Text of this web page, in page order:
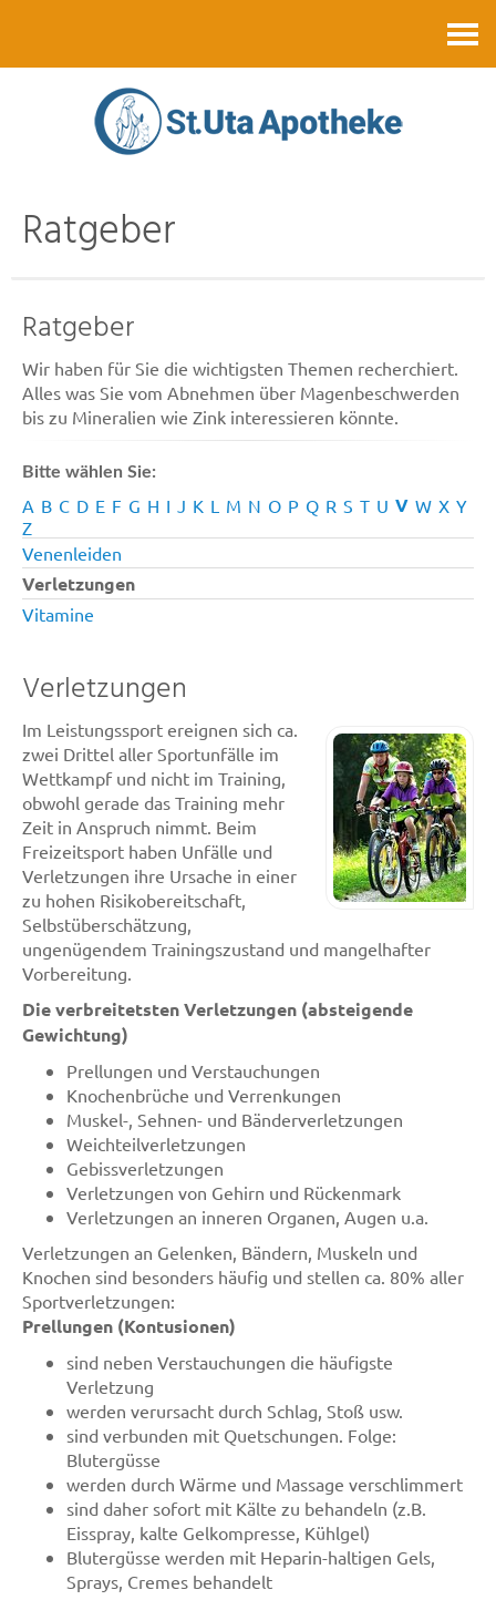
Ratgeber
Ratgeber
Wir haben für Sie die wichtigsten Themen recherchiert.
Alles was Sie vom Abnehmen über Magenbeschwerden
bis zu Mineralien wie Zink interessieren könnte.
Bitte wählen Sie:
A B C D E F G H I J K L M N O P Q R S T U V W X Y
Z
Venenleiden
Verletzungen
Vitamine
Verletzungen
Im Leistungssport ereignen sich ca.
zwei Drittel aller Sportunfälle im
Wettkampf und nicht im Training,
obwohl gerade das Training mehr
Zeit in Anspruch nimmt. Beim
Freizeitsport haben Unfälle und
Verletzungen ihre Ursache in einer
zu hohen Risikobereitschaft,
Selbstüberschätzung,
ungenügendem Trainingszustand und mangelhafter
Vorbereitung.
Die verbreitetsten Verletzungen (absteigende
Gewichtung)
Prellungen und Verstauchungen
Knochenbrüche und Verrenkungen
Muskel-, Sehnen- und Bänderverletzungen
Weichteilverletzungen
Gebissverletzungen
Verletzungen von Gehirn und Rückenmark
Verletzungen an inneren Organen, Augen u.a.
Verletzungen an Gelenken, Bändern, Muskeln und
Knochen sind besonders häufig und stellen ca. 80% aller
Sportverletzungen:
Prellungen (Kontusionen)
sind neben Verstauchungen die häufigste
Verletzung
werden verursacht durch Schlag, Stoß usw.
sind verbunden mit Quetschungen. Folge:
Blutergüsse
werden durch Wärme und Massage verschlimmert
sind daher sofort mit Kälte zu behandeln (z.B.
Eisspray, kalte Gelkompresse, Kühlgel)
Blutergüsse werden mit Heparin-haltigen Gels,
Sprays, Cremes behandelt